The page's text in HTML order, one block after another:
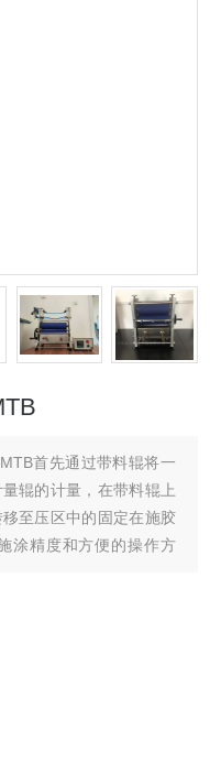
首先通过带料辊将一
辊的计量，在带料辊上
至压区中的固定在施胶
涂精度和方便的操作方
施胶过程一个人即可完